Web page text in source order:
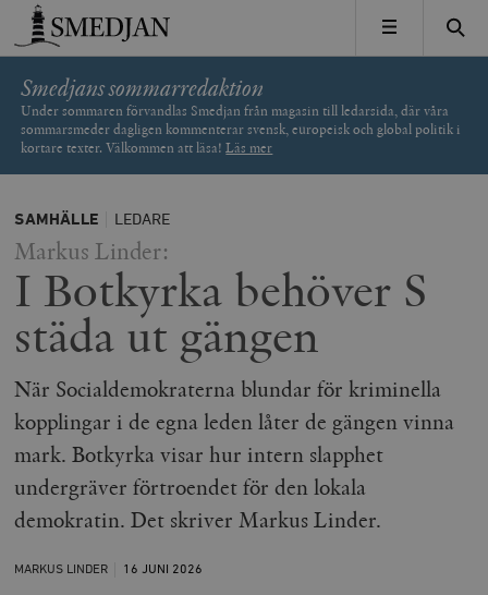
Timbro
MENY
Smedjans sommarredaktion
Under sommaren förvandlas Smedjan från magasin till ledarsida, där våra
sommarsmeder dagligen kommenterar svensk, europeisk och global politik i
kortare texter. Välkommen att läsa!Läs mer
SAMHÄLLE LEDARE
Markus Linder:
I Botkyrka behöver S
städa ut gängen
När Socialdemokraterna blundar för kriminella
kopplingar i de egna leden låter de gängen vinna
mark. Botkyrka visar hur intern slapphet
undergräver förtroendet för den lokala
demokratin. Det skriver Markus Linder.
MARKUS LINDER 16 JUNI 2026